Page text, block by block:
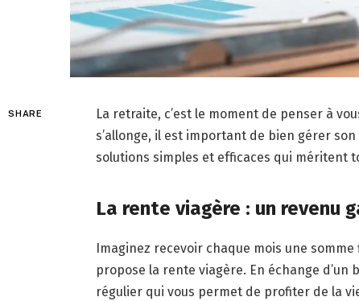
SHARE
La retraite, c’est le moment de penser à
s’allonge, il est important de bien gérer
solutions simples et efficaces qui méritent
La rente viagère : un revenu
Imaginez recevoir chaque mois une somme
propose la rente viagère. En échange d’un
régulier qui vous permet de profiter de la